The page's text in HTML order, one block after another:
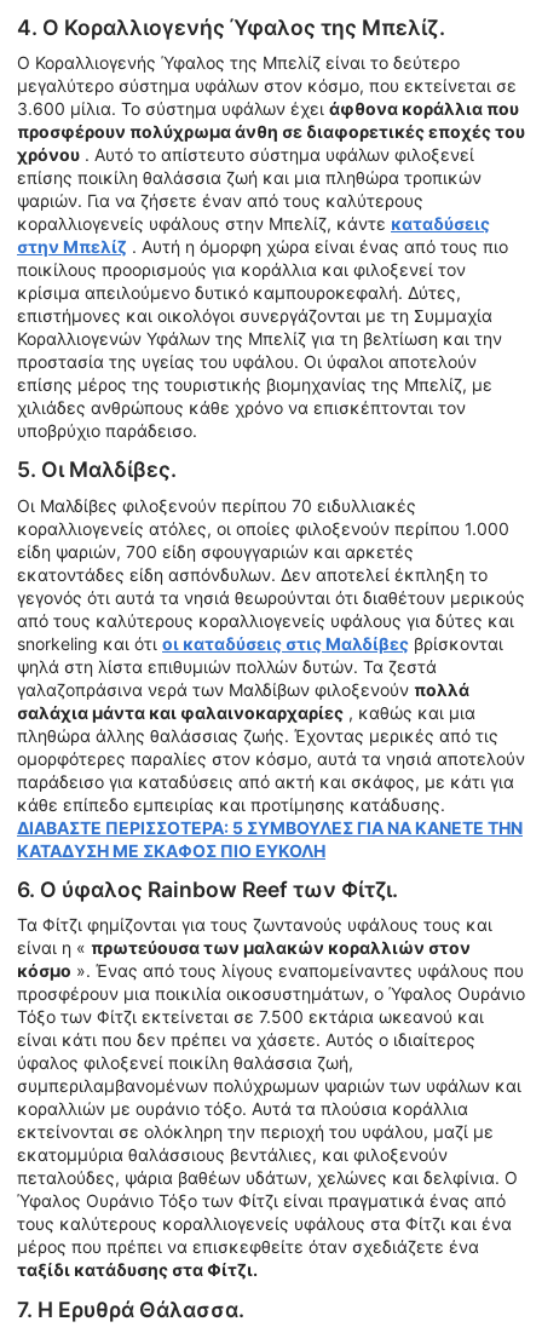
4. Ο Κοραλλιογενής Ύφαλος της Μπελίζ.
Ο Κοραλλιογενής Ύφαλος της Μπελίζ είναι το δεύτερο
μεγαλύτερο σύστημα υφάλων στον κόσμο, που εκτείνεται σε
3.600 μίλια. Το σύστημα υφάλων έχει άφθονα κοράλλια που
προσφέρουν πολύχρωμα άνθη σε διαφορετικές εποχές του
χρόνου . Αυτό το απίστευτο σύστημα υφάλων φιλοξενεί
επίσης ποικίλη θαλάσσια ζωή και μια πληθώρα τροπικών
ψαριών. Για να ζήσετε έναν από τους καλύτερους
κοραλλιογενείς υφάλους στην Μπελίζ, κάντε καταδύσεις
στην Μπελίζ . Αυτή η όμορφη χώρα είναι ένας από τους πιο
ποικίλους προορισμούς για κοράλλια και φιλοξενεί τον
κρίσιμα απειλούμενο δυτικό καμπουροκεφαλή. Δύτες,
επιστήμονες και οικολόγοι συνεργάζονται με τη Συμμαχία
Κοραλλιογενών Υφάλων της Μπελίζ για τη βελτίωση και την
προστασία της υγείας του υφάλου. Οι ύφαλοι αποτελούν
επίσης μέρος της τουριστικής βιομηχανίας της Μπελίζ, με
χιλιάδες ανθρώπους κάθε χρόνο να επισκέπτονται τον
υποβρύχιο παράδεισο.
5. Οι Μαλδίβες.
Οι Μαλδίβες φιλοξενούν περίπου 70 ειδυλλιακές
κοραλλιογενείς ατόλες, οι οποίες φιλοξενούν περίπου 1.000
είδη ψαριών, 700 είδη σφουγγαριών και αρκετές
εκατοντάδες είδη ασπόνδυλων. Δεν αποτελεί έκπληξη το
γεγονός ότι αυτά τα νησιά θεωρούνται ότι διαθέτουν μερικούς
από τους καλύτερους κοραλλιογενείς υφάλους για δύτες και
snorkeling και ότι οι καταδύσεις στις Μαλδίβες βρίσκονται
ψηλά στη λίστα επιθυμιών πολλών δυτών. Τα ζεστά
γαλαζοπράσινα νερά των Μαλδίβων φιλοξενούν πολλά
σαλάχια μάντα και φαλαινοκαρχαρίες , καθώς και μια
πληθώρα άλλης θαλάσσιας ζωής. Έχοντας μερικές από τις
ομορφότερες παραλίες στον κόσμο, αυτά τα νησιά αποτελούν
παράδεισο για καταδύσεις από ακτή και σκάφος, με κάτι για
κάθε επίπεδο εμπειρίας και προτίμησης κατάδυσης.
ΔΙΑΒΑΣΤΕ ΠΕΡΙΣΣΟΤΕΡΑ: 5 ΣΥΜΒΟΥΛΕΣ ΓΙΑ ΝΑ ΚΑΝΕΤΕ ΤΗΝ
ΚΑΤΑΔΥΣΗ ΜΕ ΣΚΑΦΟΣ ΠΙΟ ΕΥΚΟΛΗ
6. Ο ύφαλος Rainbow Reef των Φίτζι.
Τα Φίτζι φημίζονται για τους ζωντανούς υφάλους τους και
είναι η « πρωτεύουσα των μαλακών κοραλλιών στον
κόσμο ». Ένας από τους λίγους εναπομείναντες υφάλους που
προσφέρουν μια ποικιλία οικοσυστημάτων, ο Ύφαλος Ουράνιο
Τόξο των Φίτζι εκτείνεται σε 7.500 εκτάρια ωκεανού και
είναι κάτι που δεν πρέπει να χάσετε. Αυτός ο ιδιαίτερος
ύφαλος φιλοξενεί ποικίλη θαλάσσια ζωή,
συμπεριλαμβανομένων πολύχρωμων ψαριών των υφάλων και
κοραλλιών με ουράνιο τόξο. Αυτά τα πλούσια κοράλλια
εκτείνονται σε ολόκληρη την περιοχή του υφάλου, μαζί με
εκατομμύρια θαλάσσιους βεντάλιες, και φιλοξενούν
πεταλούδες, ψάρια βαθέων υδάτων, χελώνες και δελφίνια. Ο
Ύφαλος Ουράνιο Τόξο των Φίτζι είναι πραγματικά ένας από
τους καλύτερους κοραλλιογενείς υφάλους στα Φίτζι και ένα
μέρος που πρέπει να επισκεφθείτε όταν σχεδιάζετε ένα
ταξίδι κατάδυσης στα Φίτζι.
7. Η Ερυθρά Θάλασσα.